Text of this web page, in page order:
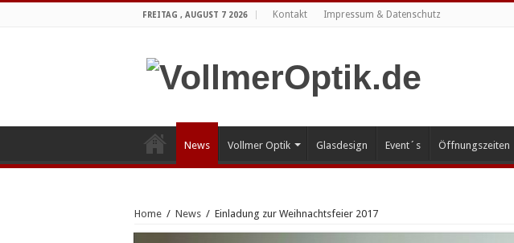
FREITAG , AUGUST 7 2026 Kontakt Impressum & Datenschutz
News Vollmer Optik Glasdesign Event´s Öffnungszeiten
Home / News / Einladung zur Weihnachtsfeier 2017